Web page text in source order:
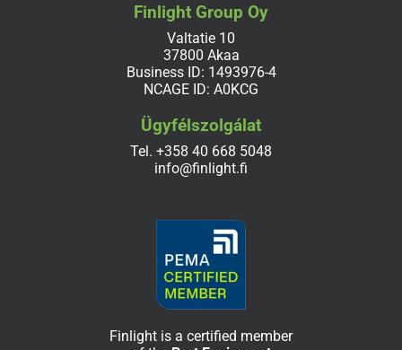
Finlight Group Oy
Valtatie 10
37800 Akaa
Business ID: 1493976-4
NCAGE ID: A0KCG
Ügyfélszolgálat
Tel. +358 40 668 5048
info@finlight.fi
Finlight is a certified member